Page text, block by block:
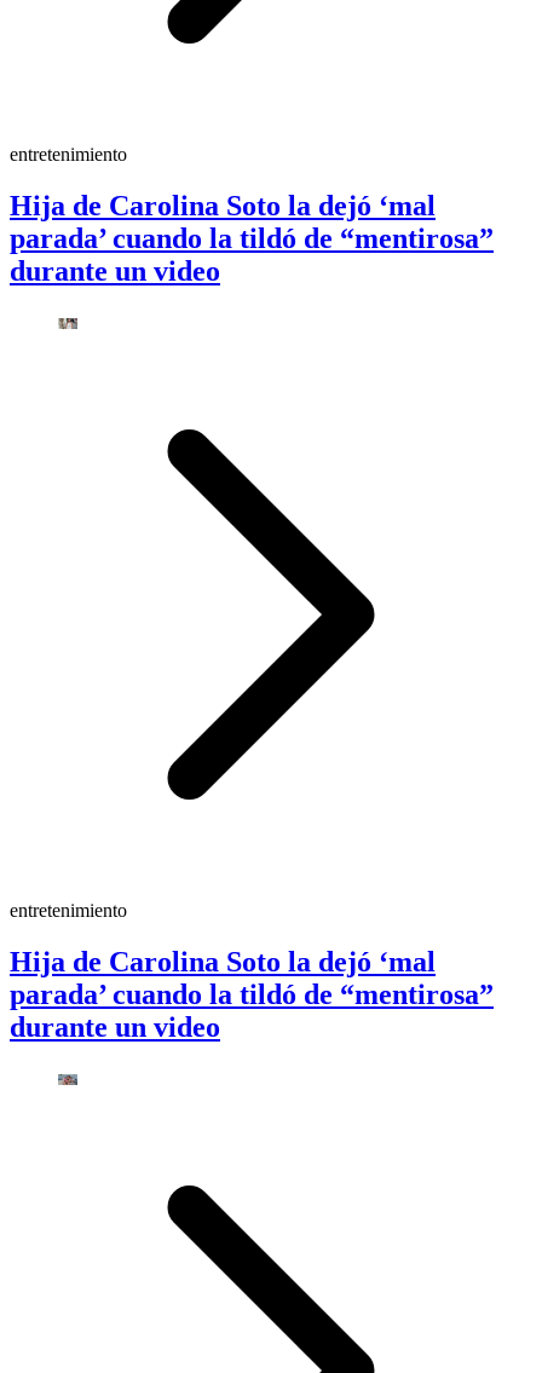
entretenimiento
Hija de Carolina Soto la dejó ‘mal
parada’ cuando la tildó de “mentirosa”
durante un video
entretenimiento
Hija de Carolina Soto la dejó ‘mal
parada’ cuando la tildó de “mentirosa”
durante un video